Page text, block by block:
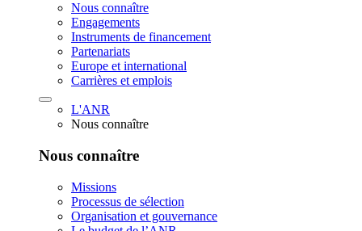
Nous connaître
Engagements
Instruments de financement
Partenariats
Europe et international
Carrières et emplois
L'ANR
Nous connaître
Nous connaître
Missions
Processus de sélection
Organisation et gouvernance